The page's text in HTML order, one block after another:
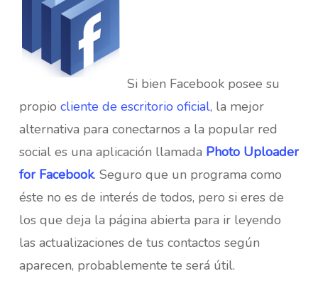
Si bien Facebook posee su
propio cliente de escritorio oficial, la mejor
alternativa para conectarnos a la popular red
social es una aplicación llamada Photo Uploader
for Facebook. Seguro que un programa como
éste no es de interés de todos, pero si eres de
los que deja la página abierta para ir leyendo
las actualizaciones de tus contactos según
aparecen, probablemente te será útil.